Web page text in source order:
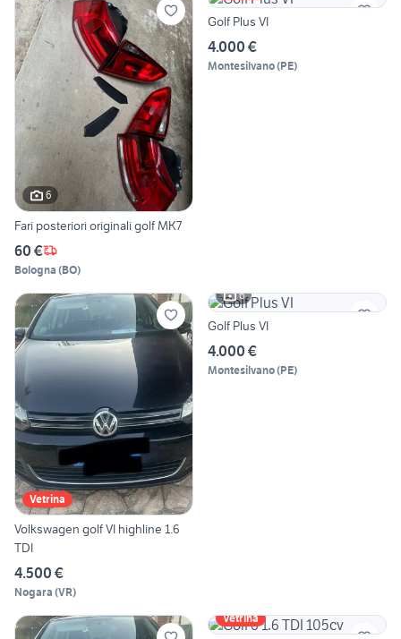
6
Fari posteriori originali golf MK7
60 €
Bologna (BO)
Golf Plus VI
4.000 €
Montesilvano(PE)
Vetrina
Volkswagen golf VI highline 1.6
TDI
4.500 €
Nogara (VR)
6
Golf Plus VI
4.000 €
Montesilvano(PE)
Vetrina